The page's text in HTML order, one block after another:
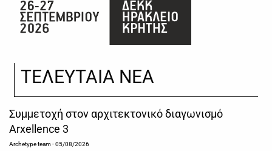
ΤΕΛΕΥΤΑΙΑ ΝΕΑ
Συμμετοχή στον αρχιτεκτονικό διαγωνισμό
Arxellence 3
Archetype team- 05/08/2026